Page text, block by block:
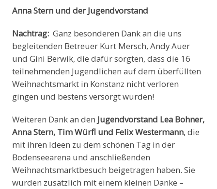
Anna Stern und der Jugendvorstand
Nachtrag: Ganz besonderen Dank an die uns
begleitenden Betreuer Kurt Mersch, Andy Auer
und Gini Berwik, die dafür sorgten, dass die 16
teilnehmenden Jugendlichen auf dem überfüllten
Weihnachtsmarkt in Konstanz nicht verloren
gingen und bestens versorgt wurden!
Weiteren Dank an den Jugendvorstand Lea Bohner,
Anna Stern, Tim Würfl und Felix Westermann, die
mit ihren Ideen zu dem schönen Tag in der
Bodenseearena und anschließenden
Weihnachtsmarktbesuch beigetragen haben. Sie
wurden zusätzlich mit einem kleinen Danke –